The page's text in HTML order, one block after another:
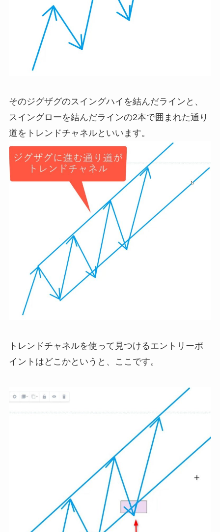
そのジグザグのスイングハイを結んだラインと、
スイングローを結んだラインの2本で囲まれた通り
道をトレンドチャネルといいます。
トレンドチャネルを使って見つけるエントリーポ
イントはどこかというと、ここです。